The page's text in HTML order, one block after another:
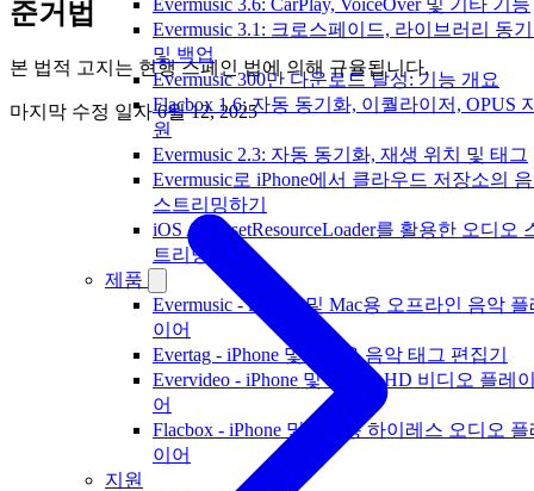
Evermusic 3.6: CarPlay, VoiceOver 및 기타 기능
Evermusic 3.1: 크로스페이드, 라이브러리 동
및 백업
Evermusic 300만 다운로드 달성: 기능 개요
Flacbox 1.6: 자동 동기화, 이퀄라이저, OPUS
원
Evermusic 2.3: 자동 동기화, 재생 위치 및 태그
Evermusic로 iPhone에서 클라우드 저장소의
스트리밍하기
iOS AVAssetResourceLoader를 활용한 오디오
트리밍
제품
Evermusic - iPhone 및 Mac용 오프라인 음악 플
이어
Evertag - iPhone 및 Mac용 음악 태그 편집기
Evervideo - iPhone 및 Mac용 HD 비디오 플레
어
Flacbox - iPhone 및 Mac용 하이레스 오디오 플
이어
지원
준거법
본 법적 고지는 현행 스페인 법에 의해 규율됩니다.
마지막 수정 일자6월 12, 2025